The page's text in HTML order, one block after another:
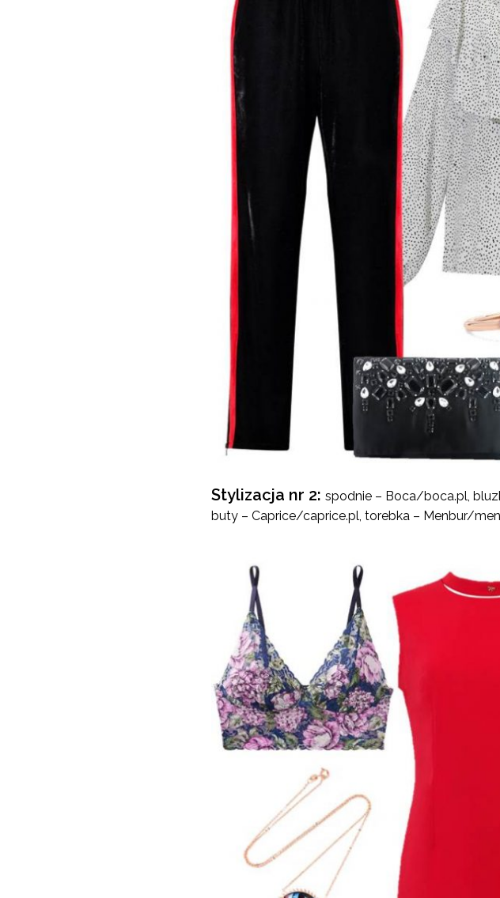
Stylizacja nr 2: spodnie – Boca/boca.pl,
buty – Caprice/caprice.pl, torebka – Menbur/